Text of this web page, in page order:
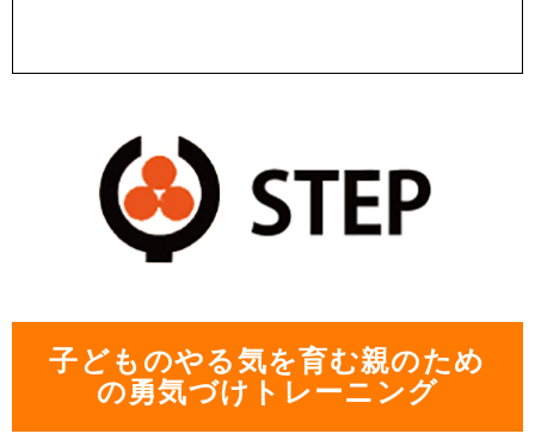
子どものやる気を育む親のため
の勇気づけトレーニング